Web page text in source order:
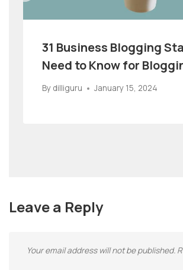
31 Business Blogging
Need to Know for
By dilliguru January 15, 2024
Leave a Reply
Your email address will not be published.